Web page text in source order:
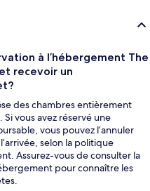
à l’hébergement The
recevoir un
des chambres entièrement
vous avez réservé une
vous pouvez l’annuler
selon la politique
Assurez-vous de consulter la
pour connaître les